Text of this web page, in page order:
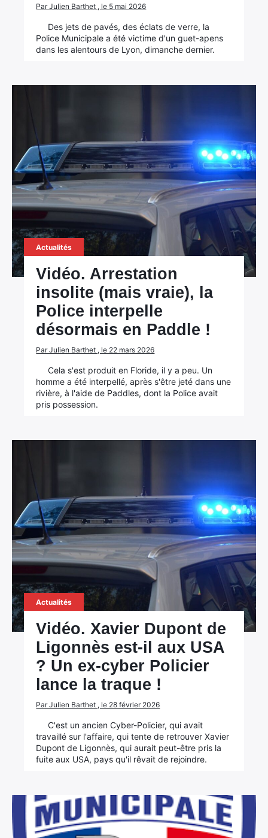
Par Julien Barthet , le 5 mai 2026
Des jets de pavés, des éclats de verre, la
Police Municipale a été victime d'un guet-apens
dans les alentours de Lyon, dimanche dernier.
Actualités
Vidéo. Arrestation
insolite (mais vraie), la
Police interpelle
désormais en Paddle !
Par Julien Barthet , le 22 mars 2026
Cela s'est produit en Floride, il y a peu. Un
homme a été interpellé, après s'être jeté dans une
rivière, à l'aide de Paddles, dont la Police avait
pris possession.
Actualités
Vidéo. Xavier Dupont de
Ligonnès est-il aux USA
? Un ex-cyber Policier
lance la traque !
Par Julien Barthet , le 28 février 2026
C'est un ancien Cyber-Policier, qui avait
travaillé sur l'affaire, qui tente de retrouver Xavier
Dupont de Ligonnès, qui aurait peut-être pris la
fuite aux USA, pays qu'il rêvait de rejoindre.